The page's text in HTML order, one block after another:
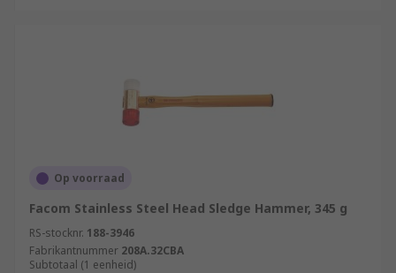
Op voorraad
Facom Stainless Steel Head Sledge Hammer, 345 g
RS-stocknr. 188-3946
Fabrikantnummer 208A.32CBA
Subtotaal (1 eenheid)